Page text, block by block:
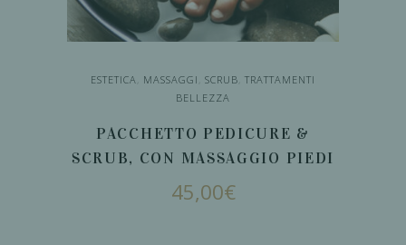
ESTETICA MASSAGGI SCRUB TRATTAMENTI
BELLEZZA
PACCHETTO PEDICURE &
SCRUB, CON MASSAGGIO PIEDI
45,00€